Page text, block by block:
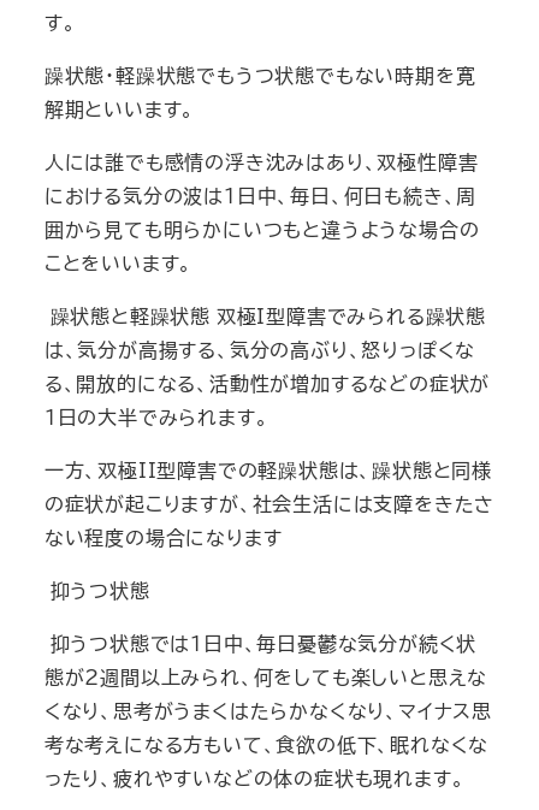
す。
躁状態・軽躁状態でもうつ状態でもない時期を寛
解期といいます。
人には誰でも感情の浮き沈みはあり、双極性障害
における気分の波は1日中、毎日、何日も続き、周
囲から見ても明らかにいつもと違うような場合の
ことをいいます。
躁状態と軽躁状態 双極I型障害でみられる躁状態
は、気分が高揚する、気分の高ぶり、怒りっぽくな
る、開放的になる、活動性が増加するなどの症状が
1日の大半でみられます。
一方、双極II型障害での軽躁状態は、躁状態と同様
の症状が起こりますが、社会生活には支障をきたさ
ない程度の場合になります
抑うつ状態
抑うつ状態では1日中、毎日憂鬱な気分が続く状
態が2週間以上みられ、何をしても楽しいと思えな
くなり、思考がうまくはたらかなくなり、マイナス思
考な考えになる方もいて、食欲の低下、眠れなくな
ったり、疲れやすいなどの体の症状も現れます。